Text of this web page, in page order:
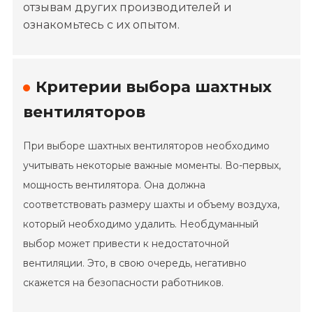
отзывам других производителей и
ознакомьтесь с их опытом.
Критерии выбора шахтных
вентиляторов
При выборе шахтных вентиляторов необходимо
учитывать некоторые важные моменты. Во-первых,
мощность вентилятора. Она должна
соответствовать размеру шахты и объему воздуха,
который необходимо удалить. Необдуманный
выбор может привести к недостаточной
вентиляции. Это, в свою очередь, негативно
скажется на безопасности работников.